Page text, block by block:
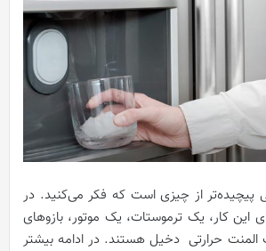
از چیزی است که فکر می‌کنید. در
این کار، یک ترموستات، یک موتور، بازوهای
حرارتی دخیل هستند. در ادامه بیشتر